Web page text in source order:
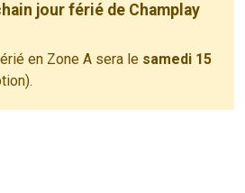
jour férié de Champlay
en Zone A sera le samedi 15